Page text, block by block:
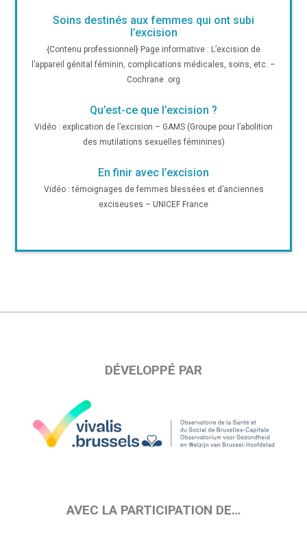
Soins destinés aux femmes qui ont subi
l’excision
{Contenu professionnel} Page informative : L’excision de
l’appareil génital féminin, complications médicales, soins, etc. –
Cochrane .org
Qu’est-ce que l’excision ?
Vidéo : explication de l’excision – GAMS (Groupe pour l’abolition
des mutilations sexuelles féminines)
En finir avec l’excision
Vidéo : témoignages de femmes blessées et d’anciennes
exciseuses – UNICEF France
DÉVELOPPÉ PAR
AVEC LA PARTICIPATION DE…